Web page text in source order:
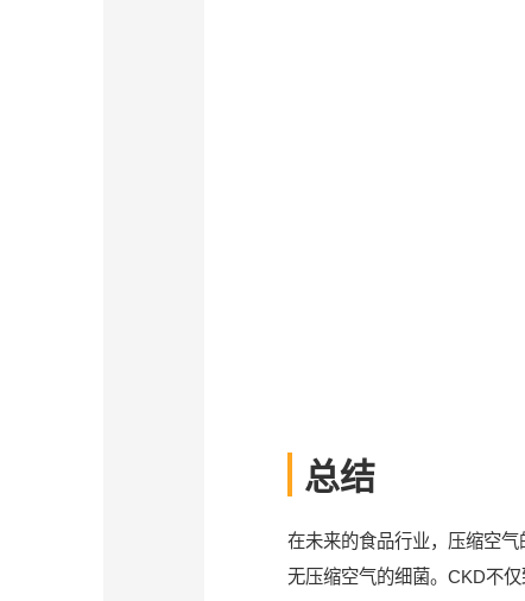
总结
在未来的食品行业，压缩空
无压缩空气的细菌。CKD不